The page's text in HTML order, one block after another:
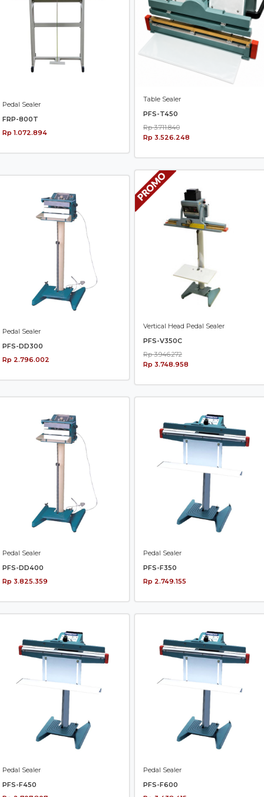
Pedal Sealer
FRP-800T
Rp 1.072.894
Table Sealer
PFS-T450
Rp 3.711.840
Rp 3.526.248
Pedal Sealer
PFS-DD300
Rp 2.796.002
Vertical Head Pedal Sealer
PFS-V350C
Rp 3.946.272
Rp 3.748.958
Pedal Sealer
PFS-DD400
Rp 3.825.359
Pedal Sealer
PFS-F350
Rp 2.749.155
Pedal Sealer
PFS-F450
Pedal Sealer
PFS-F600